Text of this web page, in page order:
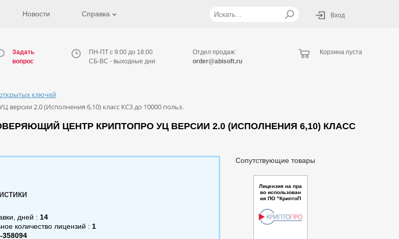
Новости Справка Вход
Задать
вопрос
ПН-ПТ с 9:00 до 18:00
СБ-ВС - выходные дни
Отдел продаж:
order@abisoft.ru
Корзина пуста
ключей
2.0 (Исполнения 6,10) класс КС3 до 10000 польз.
ЦЕНТР КРИПТОПРО УЦ ВЕРСИИ 2.0 (ИСПОЛНЕНИЯ 6,10) КЛАСС
дней : 14
количество лицензий : 1
358094
Сопутствующие товары
Лицензия на пра
во использован
ия ПО "КриптоП
ovider" из соста
ва СКЗИ "Крипто
Про CSP" верси